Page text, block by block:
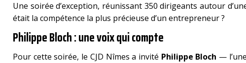
Une soirée d’exception, réunissant 350 dirigeants autour
était la compétence la plus précieuse d’un entrepreneur ?
Philippe Bloch : une voix qui compte
Pour cette soirée, le CJD Nîmes a invité Philippe Bloch —